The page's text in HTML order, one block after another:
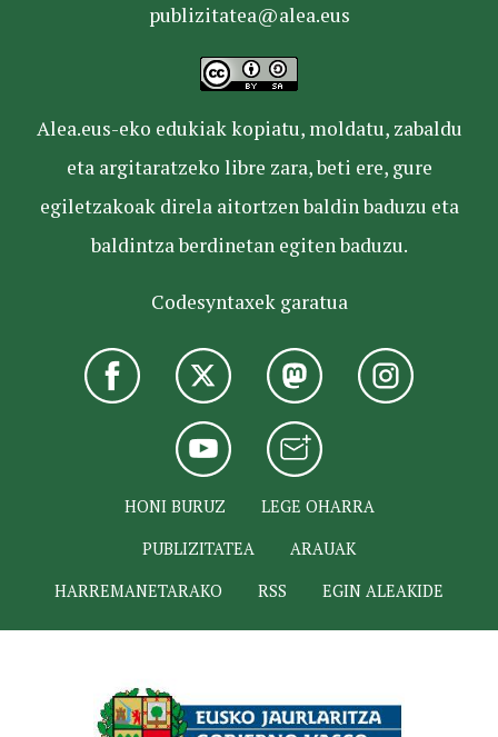
publizitatea@alea.eus
Alea.eus-eko edukiak kopiatu, moldatu, zabaldu
eta argitaratzeko libre zara, beti ere, gure
egiletzakoak direla aitortzen baldin baduzu eta
baldintza berdinetan egiten baduzu.
Codesyntaxek garatua
HONI BURUZ
LEGE OHARRA
PUBLIZITATEA
ARAUAK
HARREMANETARAKO
RSS EGIN ALEAKIDE